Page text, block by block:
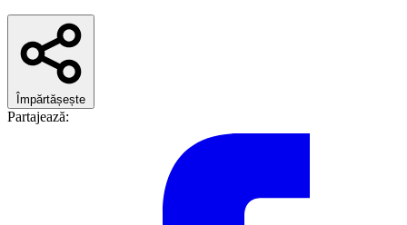
Împărtășește
Partajează: